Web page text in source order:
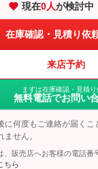
現在0人が検討中
在庫確認・見積り依
来店予約
まずは在庫確認・見積り
無料電話でお問い
に何度もご連絡が届く
せん。
販売店へお客様の電話番
ちら